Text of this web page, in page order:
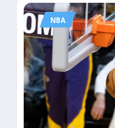
NBA